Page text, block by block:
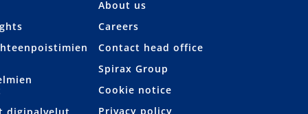
About us
Careers
Contact head office
Spirax Group
Cookie notice
Privacy policy